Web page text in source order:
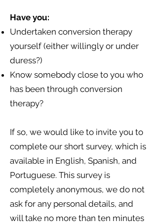
Have you:
Undertaken conversion therapy
yourself (either willingly or under
duress?)
Know somebody close to you who
has been through conversion
therapy?
If so, we would like to invite you to
complete our short survey, which is
available in English, Spanish, and
Portuguese. This survey is
completely anonymous, we do not
ask for any personal details, and
will take no more than ten minutes